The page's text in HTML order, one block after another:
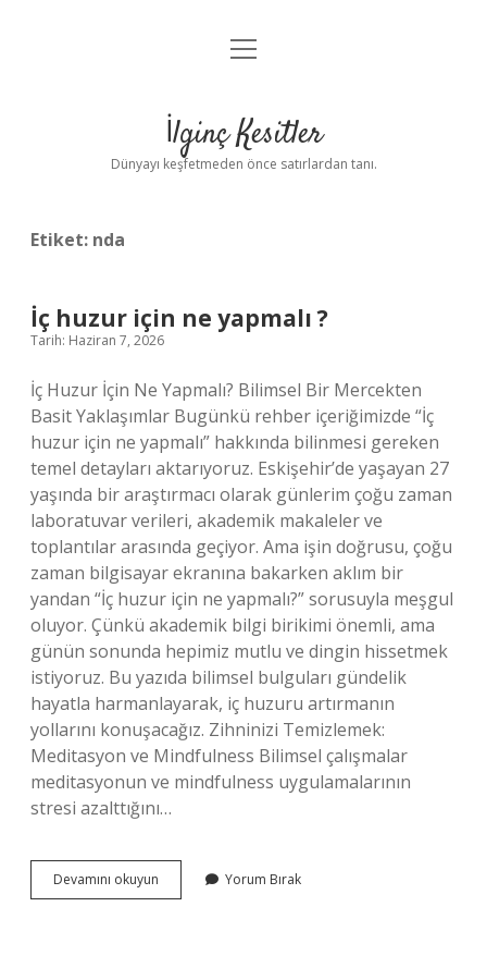
Anasayfa
Yasal Uyarı
menüyü
İlginç Kesitler
Dünyayı keşfetmeden önce satırlardan tanı.
Etiket: nda
İç huzur için ne yapmalı ?
Tarih: Haziran 7, 2026
İç Huzur İçin Ne Yapmalı? Bilimsel Bir Mercekten
Basit Yaklaşımlar Bugünkü rehber içeriğimizde “İç
huzur için ne yapmalı” hakkında bilinmesi gereken
temel detayları aktarıyoruz. Eskişehir’de yaşayan 27
yaşında bir araştırmacı olarak günlerim çoğu zaman
laboratuvar verileri, akademik makaleler ve
toplantılar arasında geçiyor. Ama işin doğrusu, çoğu
zaman bilgisayar ekranına bakarken aklım bir
yandan “İç huzur için ne yapmalı?” sorusuyla meşgul
oluyor. Çünkü akademik bilgi birikimi önemli, ama
günün sonunda hepimiz mutlu ve dingin hissetmek
istiyoruz. Bu yazıda bilimsel bulguları gündelik
hayatla harmanlayarak, iç huzuru artırmanın
yollarını konuşacağız. Zihninizi Temizlemek:
Meditasyon ve Mindfulness Bilimsel çalışmalar
meditasyonun ve mindfulness uygulamalarının
stresi azalttığını…
Devamını okuyun
huzur
Yorum Bırak